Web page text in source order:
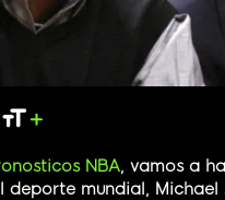
NBA, vamos a
deporte mundial,